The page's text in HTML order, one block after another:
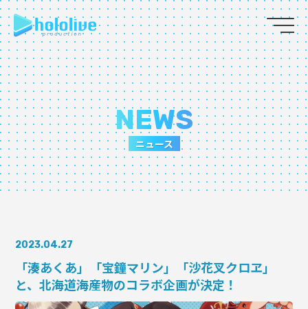
EN
JP
ABOUT
TALENT
NEWS
COLLABORATION
SUPPORT ADVERTISING
NEWS
ニュース
2023.04.27
「湊あくあ」「宝鐘マリン」「沙花叉クロヱ」
と、北海道海産物のコラボ企画が決定！